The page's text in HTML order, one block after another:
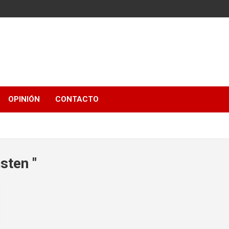
OPINIÓN CONTACTO
"